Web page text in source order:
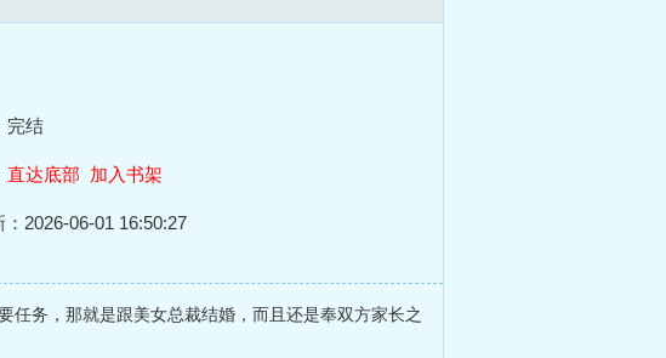
结
直达底部 加入书架
2026-06-01 16:50:27
任务，那就是跟美女总裁结婚，而且还是奉双方家长之